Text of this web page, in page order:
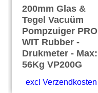
200mm Glas &
Tegel Vacuüm
Pompzuiger PRO
WIT Rubber -
Drukmeter - Max:
56Kg VP200G
excl Verzendkosten